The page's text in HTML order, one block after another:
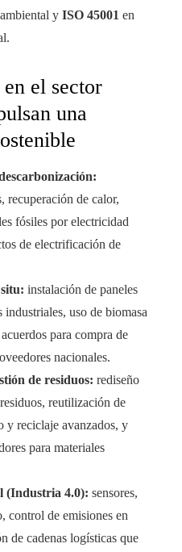
y ISO 45001 en
el sector
una
recuperación de calor,
fósiles por electricidad
de electrificación de
instalación de paneles
uso de biomasa
para compra de
nacionales.
de residuos: rediseño
reutilización de
y reciclaje avanzados, y
para materiales
(Industria 4.0): sensores,
control de emisiones en
de cadenas logísticas que